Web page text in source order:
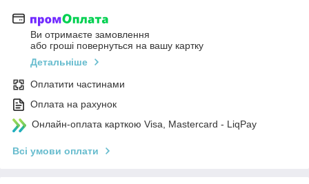
Ви отримаєте замовлення
або гроші повернуться на вашу картку
Детальніше
Оплатити частинами
Оплата на рахунок
Онлайн-оплата карткою Visa, Mastercard - LiqPay
Всі умови оплати